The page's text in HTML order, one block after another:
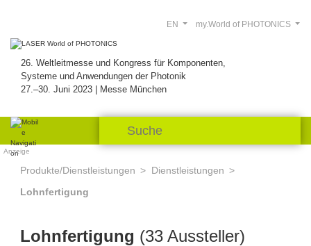
26. Weltleitmesse und Kongress für Komponenten,
Systeme und Anwendungen der Photonik
27.–30. Juni 2023 | Messe München
my.World of PHOTONICS
EN
Anzeige
Produkte/Dienstleistungen
Dienstleistungen
Lohnfertigung
Lohnfertigung (33 Aussteller)